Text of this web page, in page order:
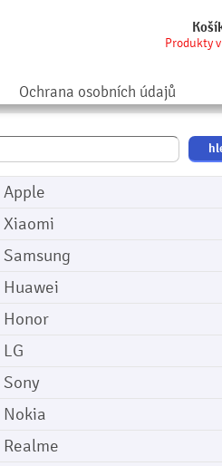
Produkty
Ochrana osobních údajů
Apple
Xiaomi
Samsung
Huawei
Honor
LG
Sony
Nokia
Realme